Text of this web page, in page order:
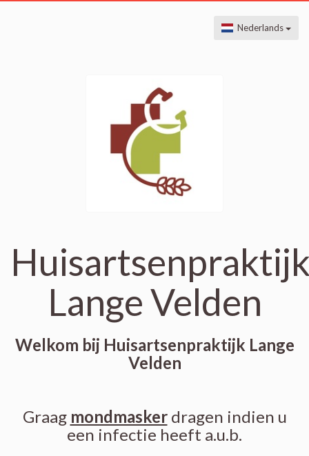
Nederlands
Lange Velden
Welkom bij Huisartsenpraktijk Lange
Velden
Graag mondmasker dragen indien u
een infectie heeft a.u.b.